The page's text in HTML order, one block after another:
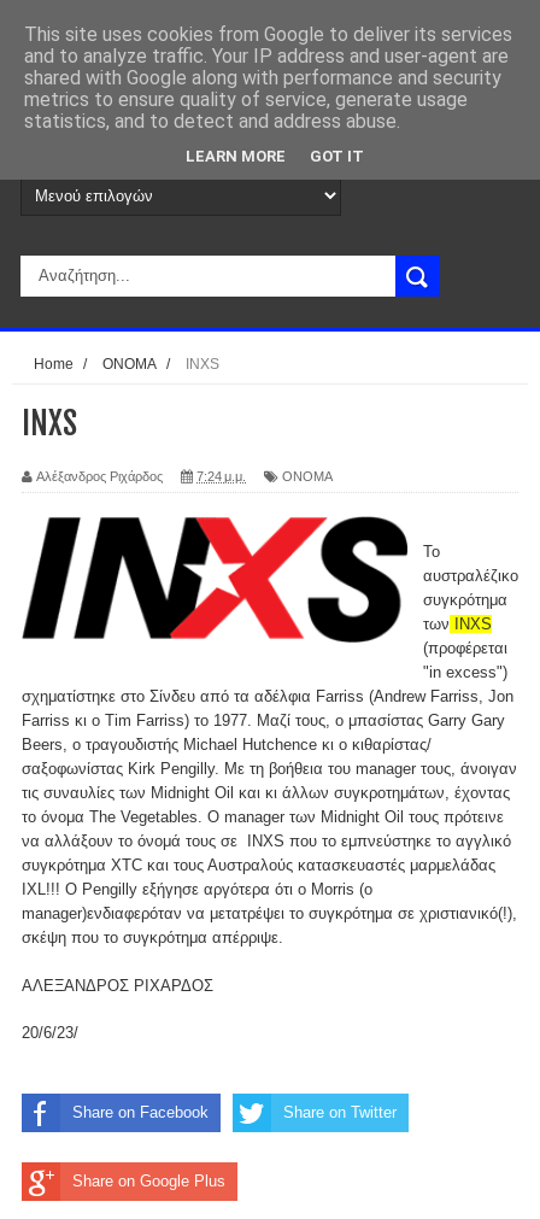
Home / ΟΝΟΜΑ / INXS
INXS
Αλέξανδρος Ριχάρδος 7:24 μ.μ. ΟΝΟΜΑ
Το
αυστραλέζικο
συγκρότημα
των INXS
(προφέρεται
"in excess")
σχηματίστηκε στο Σίνδευ από τα αδέλφια Farriss (Andrew Farriss, Jon
Farriss κι ο Tim Farriss) το 1977. Μαζί τους, ο μπασίστας Garry Gary
Beers, ο τραγουδιστής Michael Hutchence κι ο κιθαρίστας/
σαξοφωνίστας Kirk Pengilly. Με τη βοήθεια του manager τους, άνοιγαν
τις συναυλίες των Midnight Oil και κι άλλων συγκροτημάτων, έχοντας
το όνομα The Vegetables. O manager των Midnight Oil τους πρότεινε
να αλλάξουν το όνομά τους σε INXS που το εμπνεύστηκε το αγγλικό
συγκρότημα XTC και τους Αυστραλούς κατασκευαστές μαρμελάδας
IXL!!! Ο Pengilly εξήγησε αργότερα ότι ο Morris (o
manager)ενδιαφερόταν να μετατρέψει το συγκρότημα σε χριστιανικό(!),
σκέψη που το συγκρότημα απέρριψε.
ΑΛΕΞΑΝΔΡΟΣ ΡΙΧΑΡΔΟΣ
20/6/23/
Share on Facebook Share on Twitter
Share on Google Plus
This site uses cookies from Google to deliver its services
and to analyze traffic. Your IP address and user-agent are
shared with Google along with performance and security
metrics to ensure quality of service, generate usage
statistics, and to detect and address abuse.
LEARN MORE GOT IT